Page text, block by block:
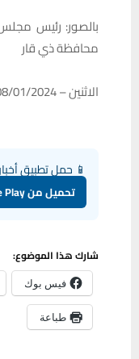
بالصور: رئيس
محافظة ذي قار
الاثنين – 08/01/2024 – 20:10
📱 حمل تطبيق
تحميل من Google Play
شارك هذا الموضوع:
فيس بوك
طباعة